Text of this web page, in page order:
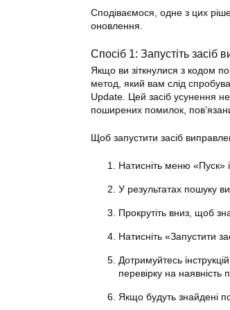
Сподіваємося, одне з цих
оновлення.
Спосіб 1: Запустіть
Якщо ви зіткнулися з кодом
метод, який вам слід
Update. Цей засіб усунення
поширених помилок,
Щоб запустити засіб
Натисніть меню «Пуск»
У результатах пошуку
Прокрутіть вниз, щоб
Натисніть «Запустити
Дотримуйтесь
перевірку на наявність
Якщо будуть знайдені